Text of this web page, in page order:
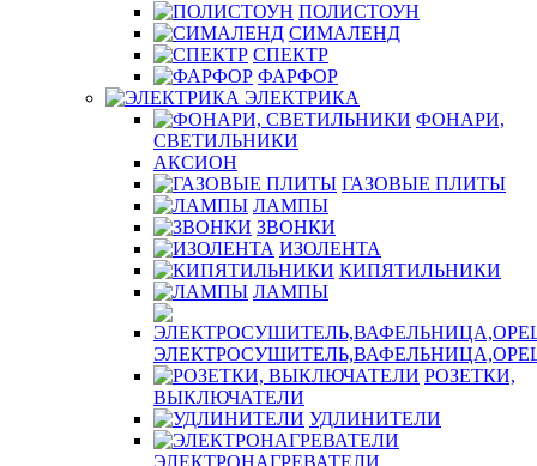
ПОЛИСТОУН
СИМАЛЕНД
СПЕКТР
ФАРФОР
ЭЛЕКТРИКА
ФОНАРИ,
СВЕТИЛЬНИКИ
АКСИОН
ГАЗОВЫЕ ПЛИТЫ
ЛАМПЫ
ЗВОНКИ
ИЗОЛЕНТА
КИПЯТИЛЬНИКИ
ЛАМПЫ
РОЗЕТКИ,
ВЫКЛЮЧАТЕЛИ
УДЛИНИТЕЛИ
ЭЛЕКТРОНАГРЕВАТЕЛИ